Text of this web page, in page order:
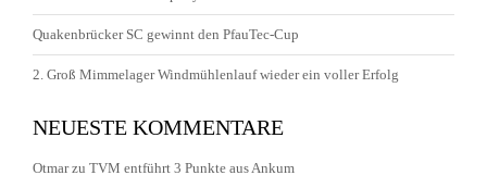
Quakenbrücker SC gewinnt den PfauTec-Cup
2. Groß Mimmelager Windmühlenlauf wieder ein voller Erfolg
NEUESTE KOMMENTARE
Otmarzu TVM entführt 3 Punkte aus Ankum